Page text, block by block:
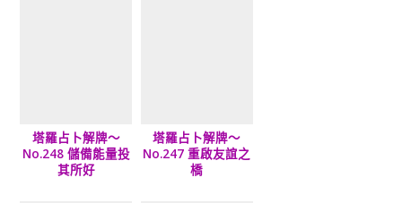
塔羅占卜解牌～
No.248 儲備能量投
其所好
塔羅占卜解牌～
No.247 重啟友誼之
橋